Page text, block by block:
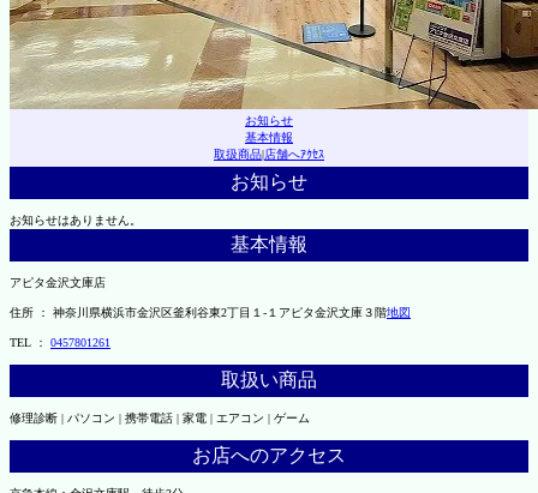
お知らせ
基本情報
取扱商品|店舗へｱｸｾｽ
お知らせ
お知らせはありません。
基本情報
アピタ金沢文庫店
住所 ： 神奈川県横浜市金沢区釜利谷東2丁目１-１アピタ金沢文庫３階地図
TEL ： 0457801261
取扱い商品
修理診断 | パソコン | 携帯電話 | 家電 | エアコン | ゲーム
お店へのアクセス